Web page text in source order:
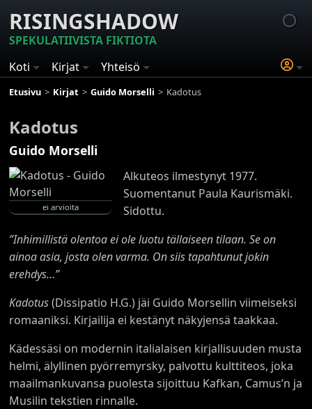
RISINGSHADOW
SPEKULATIIVISTA FIKTIOTA
Koti
Kirjat Yhteisö
Etusivu Kirjat Guido Morselli Kadotus
Kadotus
Guido Morselli
ei arvioita
Alkuteos ilmestynyt 1977.
Suomentanut Paula Kaurismäki.
Sidottu.
”Inhimillistä olentoa ei ole luotu tällaiseen tilaan. Se on
ainoa asia, josta olen varma. On siis tapahtunut jokin
erehdys…”
Kadotus(Dissipatio H.G.) jäi Guido Morsellin viimeiseksi
romaaniksi. Kirjailija ei kestänyt näkyjensä taakkaa.
Kädessäsi on modernin italialaisen kirjallisuuden musta
helmi, älyllinen pyörremyrsky, palvottu kulttiteos, joka
maailmankuvansa puolesta sijoittuu Kafkan, Camus’n ja
Musilin tekstien rinnalle.